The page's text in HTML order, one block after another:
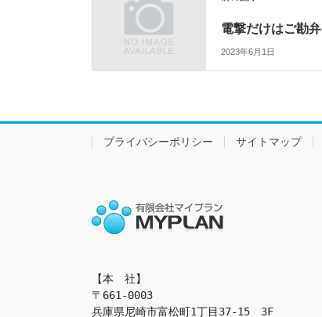
電撃だけはご勘弁
2023年6月1日
プライバシーポリシー サイトマップ
【本　社】
〒661-0003
兵庫県尼崎市富松町1丁目37-15　3F